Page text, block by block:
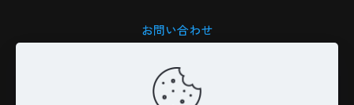
お問い合わせ
特定商取引法に基づく表記